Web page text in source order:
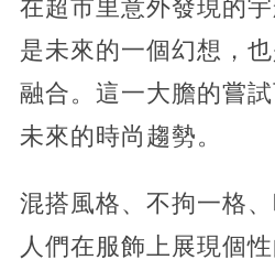
在超市里意外發現的
是未來的一個幻想，
融合。這一大膽的嘗
未來的時尚趨勢。
混搭風格、不拘一格
人們在服飾上展現個